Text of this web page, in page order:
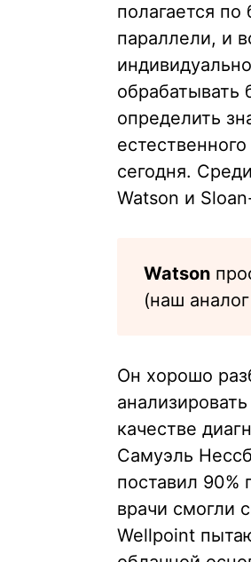
полагается
параллели, и
обрабатывать
определить
сегодня.
Watson и
Watson
(наш
Он хорошо
качестве
Самуэль
поставил 90%
врачи смогли
Wellpoint